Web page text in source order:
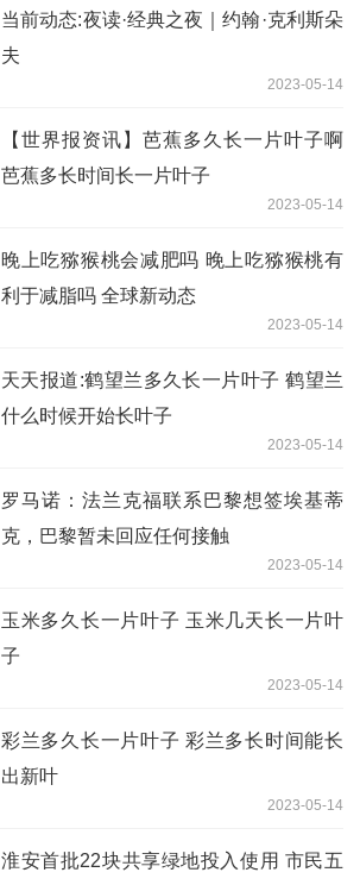
当前动态:夜读·经典之夜｜约翰·克利斯朵
夫
2023-05-14
【世界报资讯】芭蕉多久长一片叶子啊
芭蕉多长时间长一片叶子
2023-05-14
晚上吃猕猴桃会减肥吗 晚上吃猕猴桃有
利于减脂吗 全球新动态
2023-05-14
天天报道:鹤望兰多久长一片叶子 鹤望兰
什么时候开始长叶子
2023-05-14
罗马诺：法兰克福联系巴黎想签埃基蒂
克，巴黎暂未回应任何接触
2023-05-14
玉米多久长一片叶子 玉米几天长一片叶
子
2023-05-14
彩兰多久长一片叶子 彩兰多长时间能长
出新叶
2023-05-14
淮安首批22块共享绿地投入使用 市民五